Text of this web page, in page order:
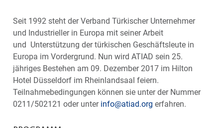
Seit 1992 steht der Verband Türkischer Unternehmer
und Industrieller in Europa mit seiner Arbeit
und Unterstützung der türkischen Geschäftsleute in
Europa im Vordergrund. Nun wird ATIAD sein 25.
jähriges Bestehen am 09. Dezember 2017 im Hilton
Hotel Düsseldorf im Rheinlandsaal feiern.
Teilnahmebedingungen können sie unter der Nummer
0211/502121 oder unter info@atiad.org erfahren.